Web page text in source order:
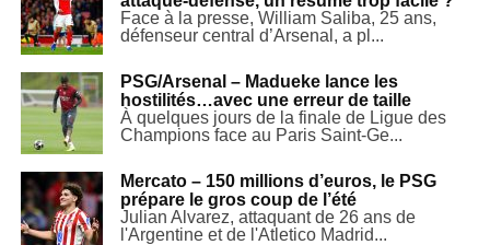
Face à la presse, William Saliba, 25 ans,
défenseur central d’Arsenal, a pl...
PSG/Arsenal – Madueke lance les
hostilités…avec une erreur de taille
À quelques jours de la finale de Ligue des
Champions face au Paris Saint-Ge...
Mercato – 150 millions d’euros, le PSG
prépare le gros coup de l’été
Julian Alvarez, attaquant de 26 ans de
l'Argentine et de l'Atletico Madrid...